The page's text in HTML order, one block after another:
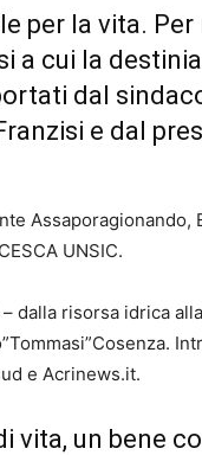
per la vita.
a cui la
dal
e dal
Assaporagionando,
UNSIC.
dalla risorsa idrica
e Acrinews.it.
vita, un bene